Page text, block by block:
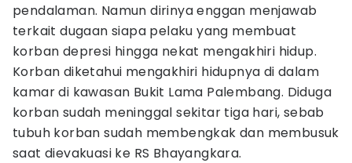
pendalaman. Namun dirinya enggan menjawab
terkait dugaan siapa pelaku yang membuat
korban depresi hingga nekat mengakhiri hidup.
Korban diketahui mengakhiri hidupnya di dalam
kamar di kawasan Bukit Lama Palembang. Diduga
korban sudah meninggal sekitar tiga hari, sebab
tubuh korban sudah membengkak dan membusuk
saat dievakuasi ke RS Bhayangkara.